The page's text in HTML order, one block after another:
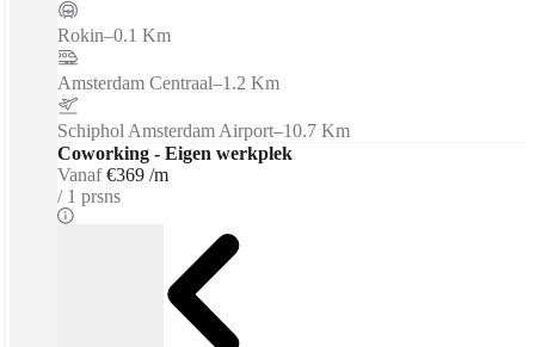
Rokin–0.1 Km
Amsterdam Centraal–1.2 Km
Schiphol Amsterdam Airport–10.7 Km
Coworking - Eigen werkplek
Vanaf €369 /m
1 prsns